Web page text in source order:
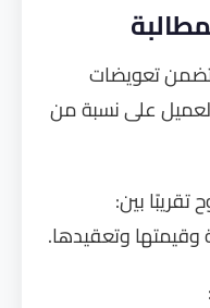
تعويضات
على نسبة من
تقريبًا بين: